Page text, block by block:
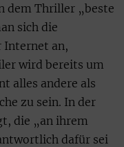
dem Thriller „beste
sich die
Internet an,
wird bereits um
alles andere als
zu sein. In der
die „an ihrem
dafür sei